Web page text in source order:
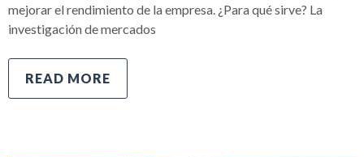
mejorar el rendimiento de la empresa. ¿Para qué sirve? La
investigación de mercados
READ MORE